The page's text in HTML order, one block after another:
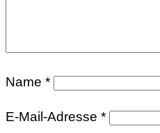
Name *
E-Mail-Adresse *